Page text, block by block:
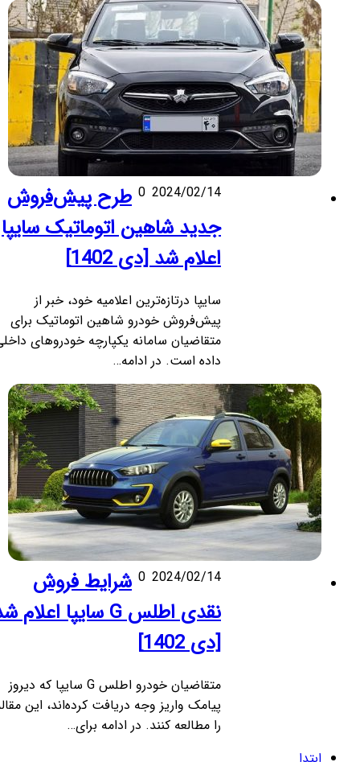
2024/02/14
0 طرح پیش‌فروش
جدید شاهین اتوماتیک سایپا
اعلام شد [دی 1402]
سایپا درتازه‌ترین اعلامیه خود، خبر از
پیش‌فروش خودرو شاهین اتوماتیک برای
متقاضیان سامانه یکپارچه خودروهای داخلی
داده است. در ادامه…
2024/02/14
0 شرایط فروش
نقدی اطلس G سایپا اعلام شد
[دی 1402]
متقاضیان خودرو اطلس G سایپا که دیروز
پیامک واریز وجه دریافت کرده‌اند، این مقاله
را مطالعه کنند. در ادامه برای…